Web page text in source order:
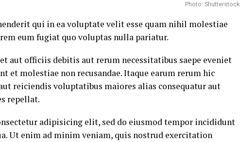
Photo: Shutterstock
qui in ea voluptate velit esse quam nihil molestiae
eum fugiat quo voluptas nulla pariatur.
aut officiis debitis aut rerum necessitatibus saepe eveniet
et molestiae non recusandae. Itaque earum rerum hic
reiciendis voluptatibus maiores alias consequatur aut
repellat.
adipisicing elit, sed do eiusmod tempor incididunt
Ut enim ad minim veniam, quis nostrud exercitation